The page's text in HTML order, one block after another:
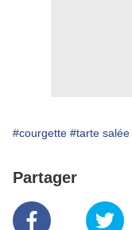
#courgette #tarte salée
Partager